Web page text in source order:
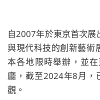
自2007年於東京首次
與現代科技的創新藝
本各地限時舉辦，並
廳，截至2024年8月，
觀。